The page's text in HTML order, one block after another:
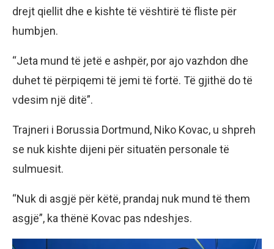
drejt qiellit dhe e kishte të vështirë të fliste për
humbjen.
“Jeta mund të jetë e ashpër, por ajo vazhdon dhe
duhet të përpiqemi të jemi të fortë. Të gjithë do të
vdesim një ditë”.
Trajneri i Borussia Dortmund, Niko Kovac, u shpreh
se nuk kishte dijeni për situatën personale të
sulmuesit.
“Nuk di asgjë për këtë, prandaj nuk mund të them
asgjë”, ka thënë Kovac pas ndeshjes.